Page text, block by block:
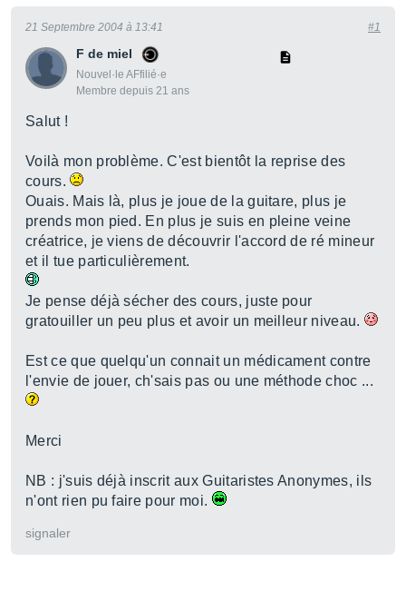
F de miel
Nouvel·le AFfilié·e
Membre depuis 21 ans
21 Septembre 2004 à 13:41 #1
Salut !
Voilà mon problème. C'est bientôt la reprise des
cours.
Ouais. Mais là, plus je joue de la guitare, plus je
prends mon pied. En plus je suis en pleine veine
créatrice, je viens de découvrir l'accord de ré mineur
et il tue particulièrement.
Je pense déjà sécher des cours, juste pour
gratouiller un peu plus et avoir un meilleur niveau.
Est ce que quelqu'un connait un médicament contre
l'envie de jouer, ch'sais pas ou une méthode choc ...
Merci
NB : j'suis déjà inscrit aux Guitaristes Anonymes, ils
n'ont rien pu faire pour moi.
signaler